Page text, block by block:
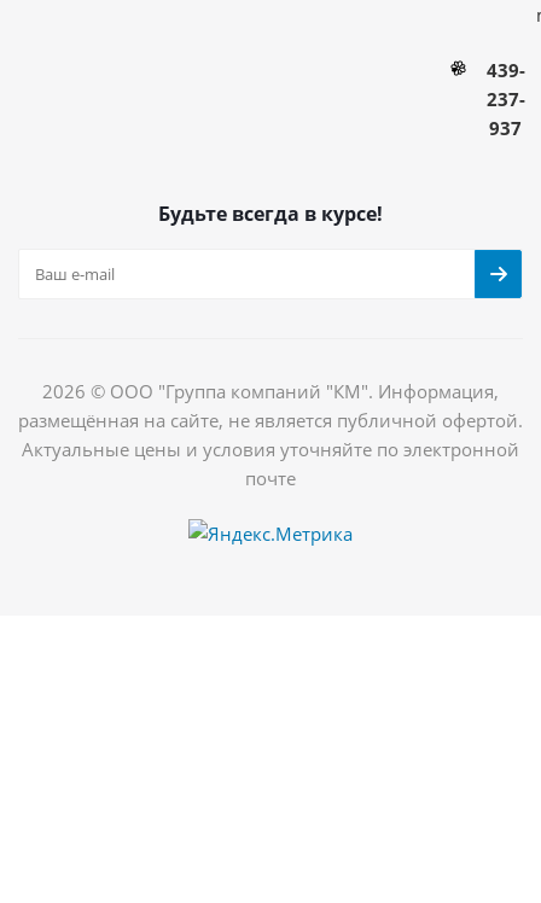
439-
237-
937
Будьте всегда в курсе!
2026 © ООО "Группа компаний "КМ". Информация,
размещённая на сайте, не является публичной офертой.
Актуальные цены и условия уточняйте по электронной
почте